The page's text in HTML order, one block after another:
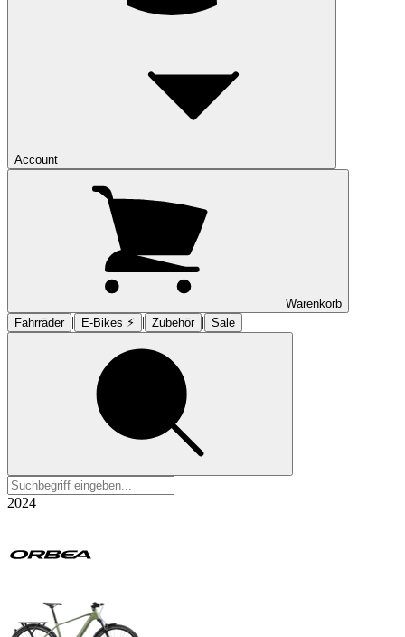
Account
Warenkorb
Fahrräder | E-Bikes ⚡︎ | Zubehör | Sale
2024